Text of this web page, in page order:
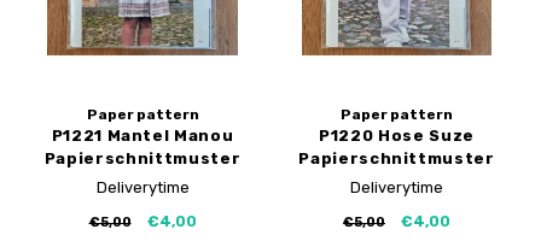
Paper pattern
P1221 Mantel Manou
Papierschnittmuster
Deliverytime
€5,00 €4,00
Paper pattern
P1220 Hose Suze
Papierschnittmuster
Deliverytime
€5,00 €4,00